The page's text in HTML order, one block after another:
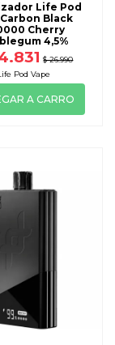
Life Pod
Black
Cherry
4,5%
$ 26.990
Pod Vape
A CARRO